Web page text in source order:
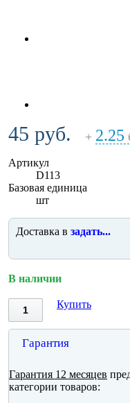
45 руб. + 2.25
Артикул
D113
Базовая единица
шт
Доставка в задать...
В наличии
Купить
Гарантия
Гарантия 12 месяцев
категории товаров: